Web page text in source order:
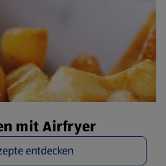
mit Airfryer
entdecken